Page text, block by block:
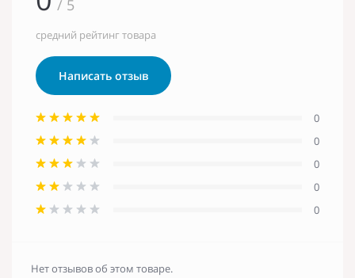
/ 5
средний рейтинг товара
Написать отзыв
0
0
0
0
0
Нет отзывов об этом товаре.